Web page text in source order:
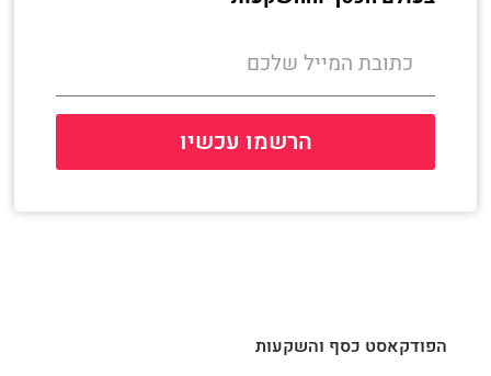
הרשמו עכשיו
הפודקאסט כסף והשקעות